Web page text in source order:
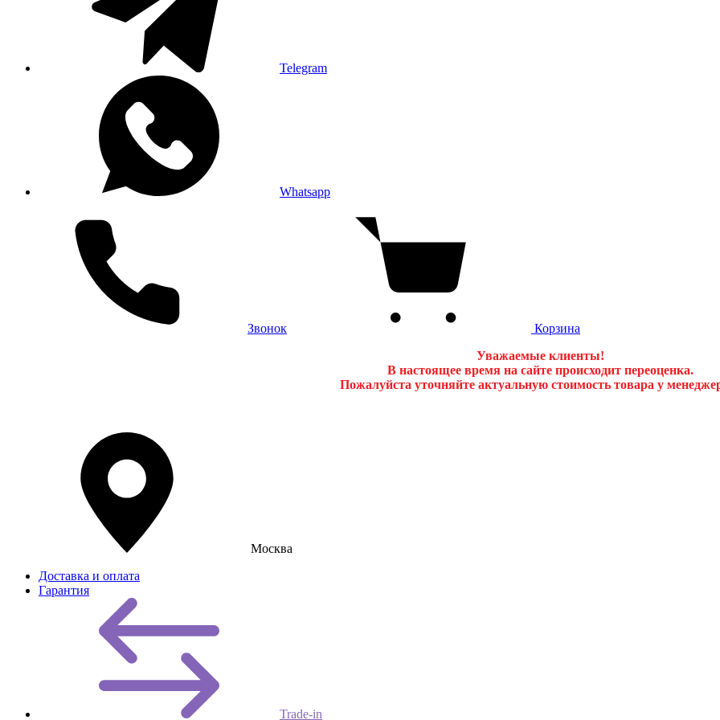
Telegram
Whatsapp
Звонок
Корзина
Уважаемые клиенты!
В настоящее время на сайте происходит переоценка.
Пожалуйста уточняйте актуальную стоимость товара у
Москва
Доставка и оплата
Гарантия
Trade-in